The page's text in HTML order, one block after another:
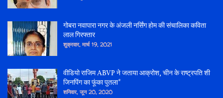
गोबरा नवापारा नगर के अंजली नर्सिंग होम की संचालिका कविता
लाल गिरफ्तार
शुक्रवार, मार्च 19, 2021
वीडियो राजिम ABVP ने जताया आक्रोश, चीन के राष्ट्रपति शी
जिनपिंग का फूंका पुतला*
शनिवार, जून 20, 2020